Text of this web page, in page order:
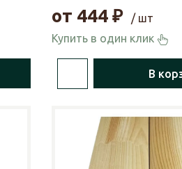
от 444 ₽
/ шт
Купить в один клик
В